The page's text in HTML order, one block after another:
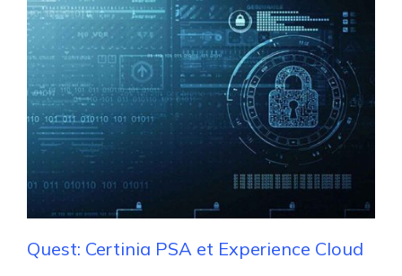
Quest: Certinia PSA et Experience Cloud